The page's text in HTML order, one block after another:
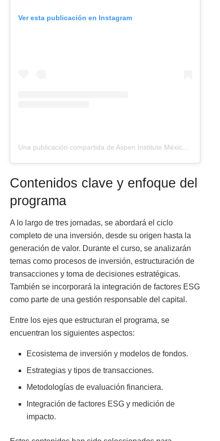
Ver esta publicación en Instagram
Una publicación compartida de Aspen Institute México (@aspeninstitutemexico)
Contenidos clave y enfoque del
programa
A lo largo de tres jornadas, se abordará el ciclo
completo de una inversión, desde su origen hasta la
generación de valor. Durante el curso, se analizarán
temas como procesos de inversión, estructuración de
transacciones y toma de decisiones estratégicas.
También se incorporará la integración de factores ESG
como parte de una gestión responsable del capital.
Entre los ejes que estructuran el programa, se
encuentran los siguientes aspectos:
Ecosistema de inversión y modelos de fondos.
Estrategias y tipos de transacciones.
Metodologías de evaluación financiera.
Integración de factores ESG y medición de
impacto.